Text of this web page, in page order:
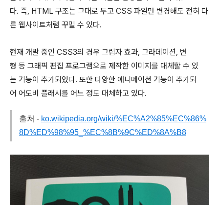
다. 즉, HTML 구조는 그대로 두고 CSS 파일만 변경해도 전혀 다
른 웹사이트처럼 꾸밀 수 있다.
현재 개발 중인 CSS3의 경우 그림자 효과, 그라데이션, 변
형 등 그래픽 편집 프로그램으로 제작한 이미지를 대체할 수 있
는 기능이 추가되었다. 또한 다양한 애니메이션 기능이 추가되
어 어도비 플래시를 어느 정도 대체하고 있다.
출처 - ko.wikipedia.org/wiki/%EC%A2%85%EC%86%
8D%ED%98%95_%EC%8B%9C%ED%8A%B8